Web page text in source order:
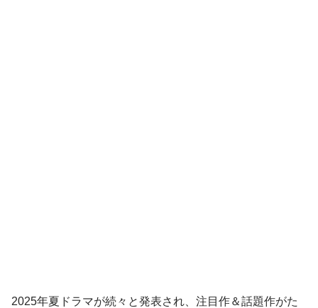
2025年夏ドラマが続々と発表され、注目作＆話題作がた